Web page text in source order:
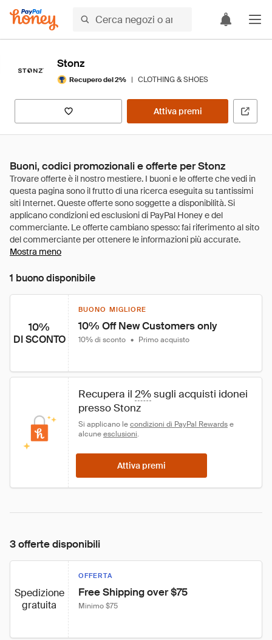
Stonz
Recupero del 2% | CLOTHING & SHOES
Attiva premi
Buoni, codici promozionali e offerte per Stonz
Mostra meno
1 buono disponibile
10%
DI SCONTO
BUONO MIGLIORE
10% Off New Customers only
10% di sconto • Primo acquisto
Recupera il 2% sugli acquisti idonei
presso Stonz
Si applicano le condizioni di PayPal Rewards e
alcune esclusioni.
Attiva premi
3 offerte disponibili
Spedizione
gratuita
OFFERTA
Free Shipping over $75
Minimo $75